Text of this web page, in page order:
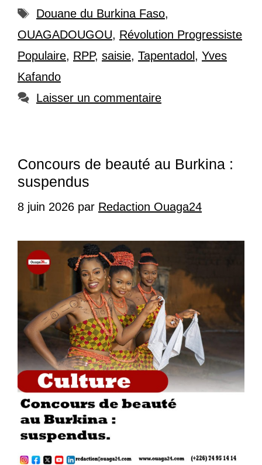
Étiquettes
Douane du Burkina Faso,
OUAGADOUGOU, Révolution Progressiste
Populaire, RPP, saisie, Tapentadol , Yves
Kafando
Laisser un commentaire
Concours de beauté au Burkina :
suspendus
8 juin 2026 par Redaction Ouaga24